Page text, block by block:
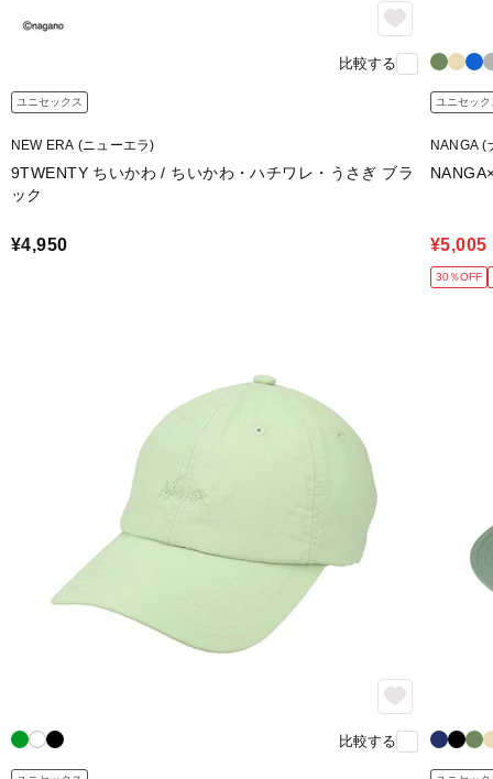
比較する
ユニセックス
NEW ERA (ニューエラ)
9TWENTY ちいかわ / ちいかわ・ハチワレ・うさぎ ブラ
ック
¥4,950
ユニセック
NANGA (
¥5,005
30％OFF
比較する